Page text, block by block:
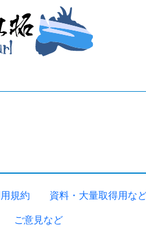
規約 資料・大量取得用な
ご意見など